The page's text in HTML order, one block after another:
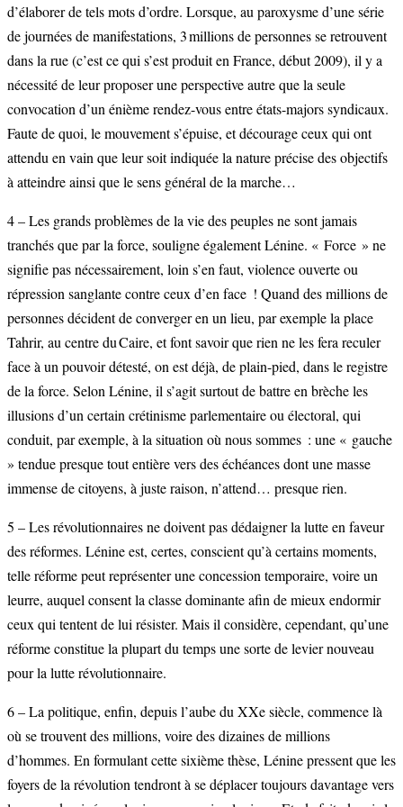
d’élaborer de tels mots d’ordre. Lorsque, au paroxysme d’une série
de journées de manifestations, 3 millions de personnes se retrouvent
dans la rue (c’est ce qui s’est produit en France, début 2009), il y a
nécessité de leur proposer une perspective autre que la seule
convocation d’un énième rendez-vous entre états-majors syndicaux.
Faute de quoi, le mouvement s’épuise, et décourage ceux qui ont
attendu en vain que leur soit indiquée la nature précise des objectifs
à atteindre ainsi que le sens général de la marche…
4 – Les grands problèmes de la vie des peuples ne sont jamais
tranchés que par la force, souligne également Lénine. « Force » ne
signifie pas nécessairement, loin s’en faut, violence ouverte ou
répression sanglante contre ceux d’en face ! Quand des millions de
personnes décident de converger en un lieu, par exemple la place
Tahrir, au centre du Caire, et font savoir que rien ne les fera reculer
face à un pouvoir détesté, on est déjà, de plain-pied, dans le registre
de la force. Selon Lénine, il s’agit surtout de battre en brèche les
illusions d’un certain crétinisme parlementaire ou électoral, qui
conduit, par exemple, à la situation où nous sommes : une « gauche
» tendue presque tout entière vers des échéances dont une masse
immense de citoyens, à juste raison, n’attend… presque rien.
5 – Les révolutionnaires ne doivent pas dédaigner la lutte en faveur
des réformes. Lénine est, certes, conscient qu’à certains moments,
telle réforme peut représenter une concession temporaire, voire un
leurre, auquel consent la classe dominante afin de mieux endormir
ceux qui tentent de lui résister. Mais il considère, cependant, qu’une
réforme constitue la plupart du temps une sorte de levier nouveau
pour la lutte révolutionnaire.
6 – La politique, enfin, depuis l’aube du XXe siècle, commence là
où se trouvent des millions, voire des dizaines de millions
d’hommes. En formulant cette sixième thèse, Lénine pressent que les
foyers de la révolution tendront à se déplacer toujours davantage vers